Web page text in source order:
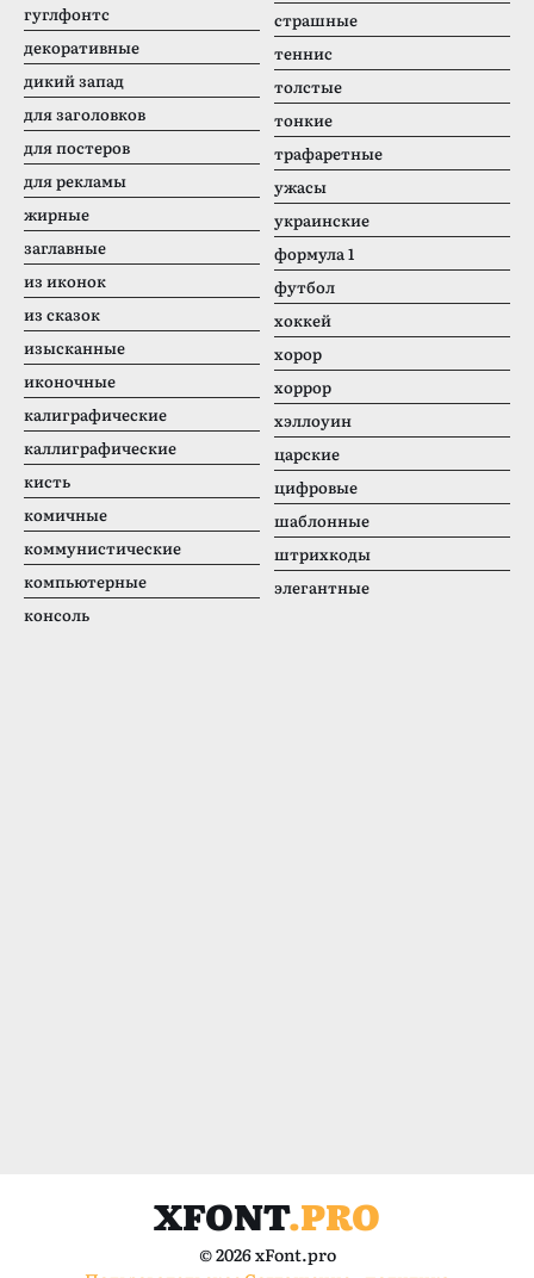
гуглфонтс
декоративные
дикий запад
для заголовков
для постеров
для рекламы
жирные
заглавные
из иконок
из сказок
изысканные
иконочные
калиграфические
каллиграфические
кисть
комичные
коммунистические
компьютерные
консоль
страшные
теннис
толстые
тонкие
трафаретные
ужасы
украинские
формула 1
футбол
хоккей
хорор
хоррор
хэллоуин
царские
цифровые
шаблонные
штрихкоды
элегантные
XFONT.PRO
© 2026 xFont.pro